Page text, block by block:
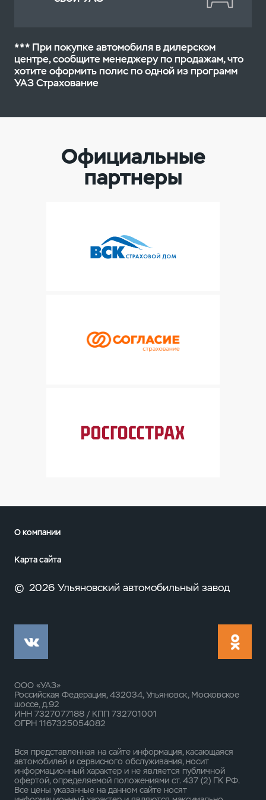
Стоимость**(% от РРЦ) от 1,7%
Техногенная авария
Стоимость**(% от РРЦ)
*** При покупке автомобиля в дилерском
центре, сообщите менеджеру по продажам, что
хотите оформить полис по одной из программ
УАЗ Страхование
Официальные
партнеры
О компании
Карта сайта
© 2026 Ульяновский автомобильный завод
ООО «УАЗ»
Российская Федерация, 432034, Ульяновск, Московское
шоссе, д.92
ИНН 7327077188 / КПП 732701001
ОГРН 1167325054082
Вся представленная на сайте информация, касающаяся
автомобилей и сервисного обслуживания, носит
информационный характер и не является публичной
офертой, определяемой положениями ст. 437 (2) ГК РФ.
Все цены указанные на данном сайте носят